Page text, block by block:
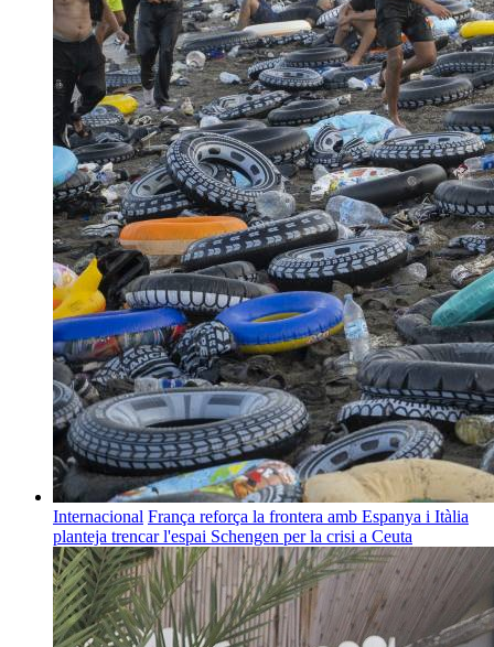
Internacional França reforça la frontera amb Espanya i Itàlia
planteja trencar l'espai Schengen per la crisi a Ceuta